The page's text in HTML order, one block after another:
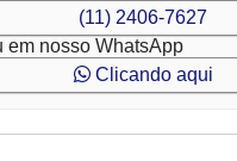
(11) 2406-7627
em nosso WhatsApp
Clicando aqui